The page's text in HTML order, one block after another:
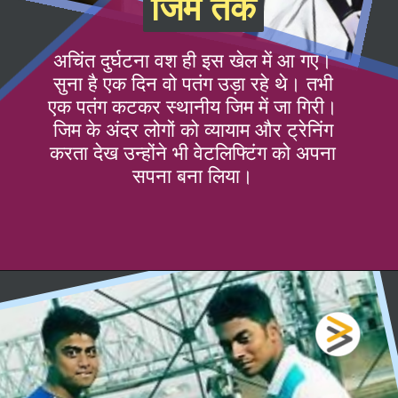
अचिंत दुर्घटना वश ही इस खेल में आ गए।
सुना है एक दिन वो पतंग उड़ा रहे थे। तभी
एक पतंग कटकर स्थानीय जिम में जा गिरी।
जिम के अंदर लोगों को व्यायाम और ट्रेनिंग
करता देख उन्होंने भी वेटलिफ्टिंग को अपना
सपना बना लिया।
जिम तक
जिम तक